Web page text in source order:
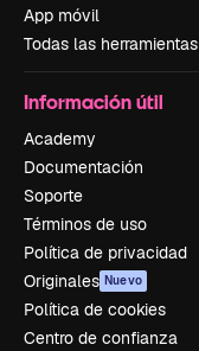
App móvil
Todas las herramientas
Información útil
Academy
Documentación
Soporte
Términos de uso
Política de privacidad
Originales Nuevo
Política de cookies
Centro de confianza